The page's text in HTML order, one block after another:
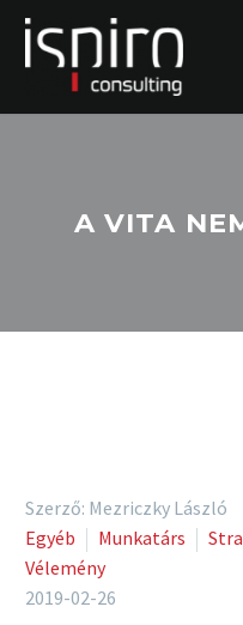
A VITA
Szerző: Mezriczky László
Egyéb
Munkatárs
Vélemény
2019-02-26